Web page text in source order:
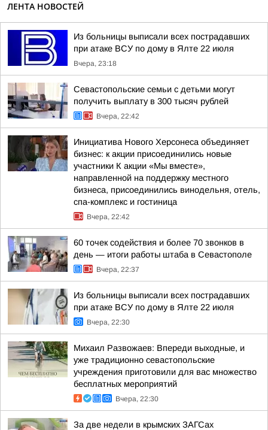
ЛЕНТА НОВОСТЕЙ
Из больницы выписали всех пострадавших
при атаке ВСУ по дому в Ялте 22 июля
Вчера, 23:18
Севастопольские семьи с детьми могут
получить выплату в 300 тысяч рублей
Вчера, 22:42
Инициатива Нового Херсонеса объединяет
бизнес: к акции присоединились новые
участники К акции «Мы вместе»,
направленной на поддержку местного
бизнеса, присоединились винодельня, отель,
спа-комплекс и гостиница
Вчера, 22:42
60 точек содействия и более 70 звонков в
день — итоги работы штаба в Севастополе
Вчера, 22:37
Из больницы выписали всех пострадавших
при атаке ВСУ по дому в Ялте 22 июля
Вчера, 22:30
Михаил Развожаев: Впереди выходные, и
уже традиционно севастопольские
учреждения приготовили для вас множество
бесплатных мероприятий
Вчера, 22:30
За две недели в крымских ЗАГСах